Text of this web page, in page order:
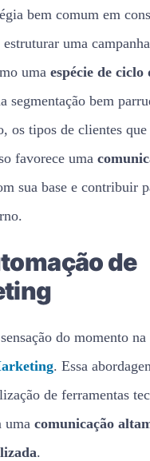
bem comum em
uma
uma espécie de ciclo
segmentação bem
os tipos de clientes que
favorece uma
sua base e contribuir
de
do momento na
. Essa
de ferramentas
uma comunicação
.